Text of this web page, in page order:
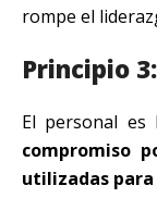
rompe el
Principio
El personal
compromiso
utilizadas